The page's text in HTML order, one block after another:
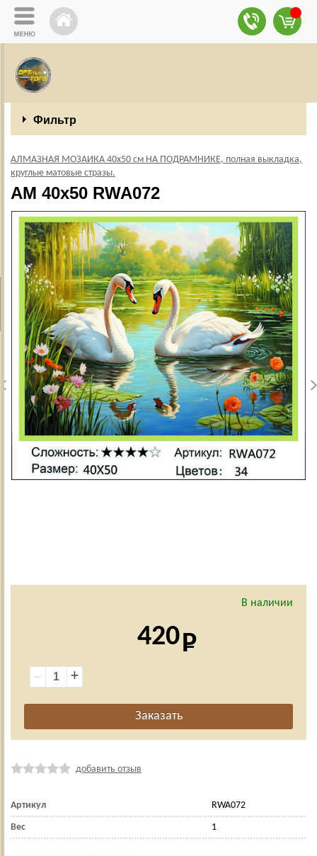
Фильтр
АЛМАЗНАЯ МОЗАИКА 40х50 см НА ПОДРАМНИКЕ, полная выкладка,
круглые матовые стразы.
AM 40x50 RWA072
В наличии
420
+
добавить отзыв
Артикул RWA072
Вес 1